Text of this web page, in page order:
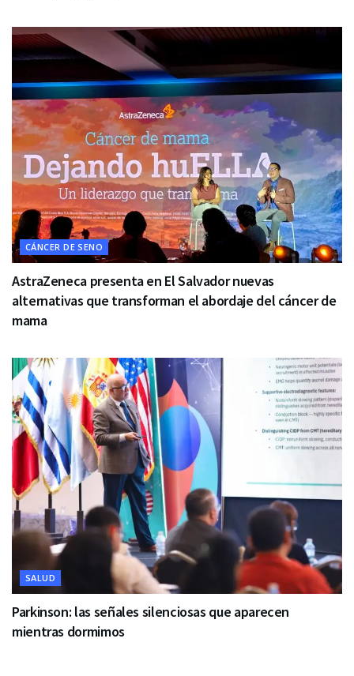
CÁNCER DE SENO
AstraZeneca presenta en El Salvador nuevas
alternativas que transforman el abordaje del cáncer de
mama
SALUD
Parkinson: las señales silenciosas que aparecen
mientras dormimos